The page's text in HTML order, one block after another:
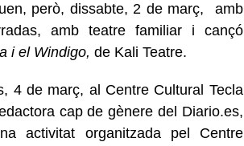
però, dissabte, 2 de març, amb
amb teatre familiar i cançó
i el Windigo, de Kali Teatre.
4 de març, al Centre Cultural Tecla
cap de gènere del Diario.es,
activitat organitzada pel Centre